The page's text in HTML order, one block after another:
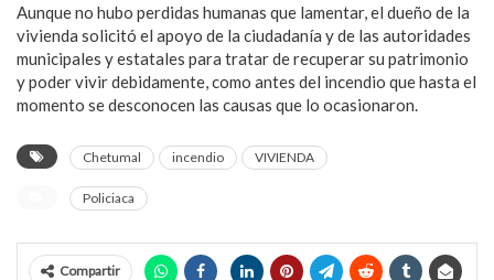
Aunque no hubo perdidas humanas que lamentar, el dueño de la
vivienda solicitó el apoyo de la ciudadanía y de las autoridades
municipales y estatales para tratar de recuperar su patrimonio
y poder vivir debidamente, como antes del incendio que hasta el
momento se desconocen las causas que lo ocasionaron.
Chetumal incendio VIVIENDA
Policiaca
Compartir